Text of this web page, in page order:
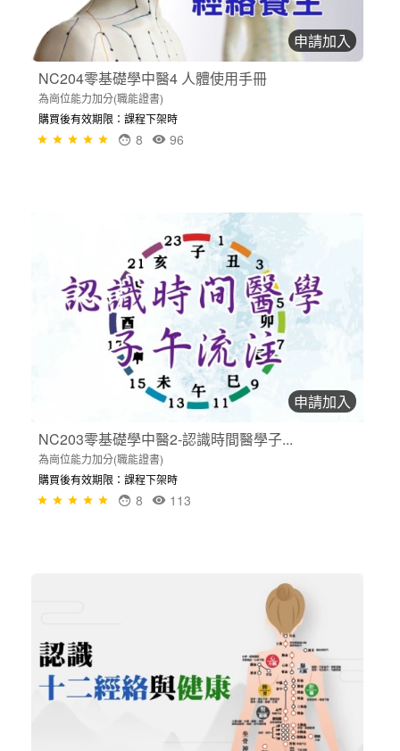
申請加入
NC204零基礎學中醫4 人體使用手冊
為崗位能力加分(職能證書)
購買後有效期限：課程下架時
96
8
申請加入
NC203零基礎學中醫2-認識時間醫學子...
為崗位能力加分(職能證書)
購買後有效期限：課程下架時
113
8